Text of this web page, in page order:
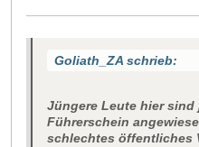
Goliath_ZA schrieb:
Jüngere Leute hier sind
Führerschein
schlechtes öffentliches